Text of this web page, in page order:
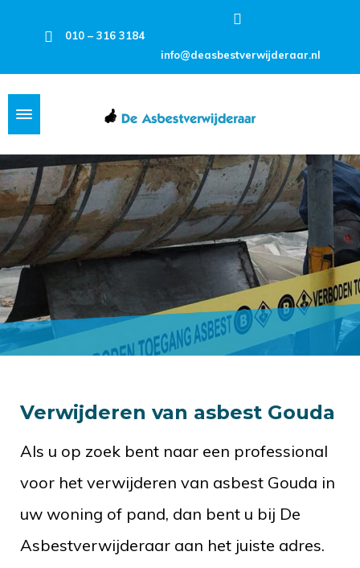
010 – 316 3184
info@deasbestverwijderaar.nl
Verwijderen van asbest Gouda
Als u op zoek bent naar een professional
voor het verwijderen van asbest Gouda in
uw woning of pand, dan bent u bij De
Asbestverwijderaar aan het juiste adres.